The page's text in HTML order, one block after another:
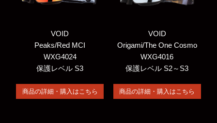
VOID
Peaks/Red MCI
WXG4024
保護レベル S3
商品の詳細・購入はこちら
VOID
Origami/The One Cosmo
WXG4016
保護レベル S2～S3
商品の詳細・購入はこちら